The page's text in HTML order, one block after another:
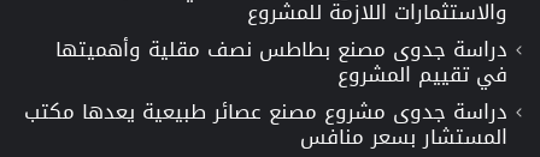
والاستثمارات اللازمة للمشروع
دراسة جدوى مصنع بطاطس نصف مقلية وأهميتها
في تقييم المشروع
دراسة جدوى مشروع مصنع عصائر طبيعية يعدها مكتب
المستشار بسعر منافس